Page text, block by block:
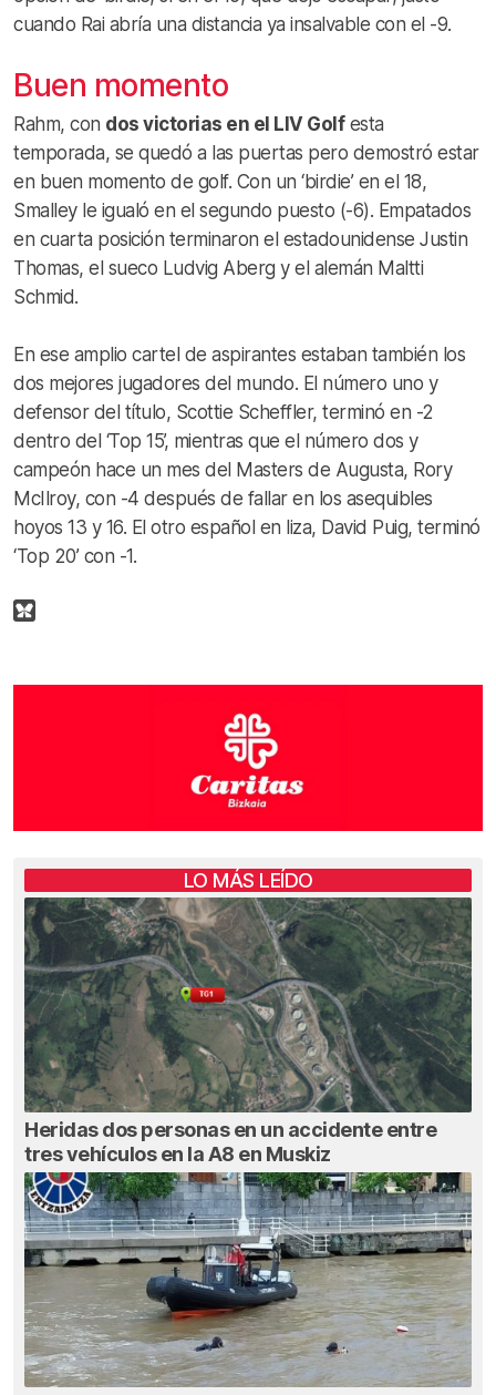
cuando Rai abría una distancia ya insalvable con el -9.
Buen momento
Rahm, con dos victorias en el LIV Golfesta
temporada, se quedó a las puertas pero demostró estar
en buen momento de golf. Con un ‘birdie’ en el 18,
Smalley le igualó en el segundo puesto (-6). Empatados
en cuarta posición terminaron el estadounidense Justin
Thomas, el sueco Ludvig Aberg y el alemán Maltti
Schmid.
En ese amplio cartel de aspirantes estaban también los
dos mejores jugadores del mundo. El número uno y
defensor del título, Scottie Scheffler, terminó en -2
dentro del ‘Top 15’, mientras que el número dos y
campeón hace un mes del Masters de Augusta, Rory
McIlroy, con -4 después de fallar en los asequibles
hoyos 13 y 16. El otro español en liza, David Puig, terminó
‘Top 20’ con -1.
LO MÁS LEÍDO
Heridas dos personas en un accidente entre
tres vehículos en la A8 en Muskiz